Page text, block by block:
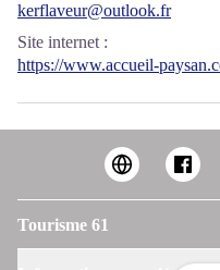
kerflaveur@outlook.fr
Site internet :
https://www.accueil-
Tourisme 61